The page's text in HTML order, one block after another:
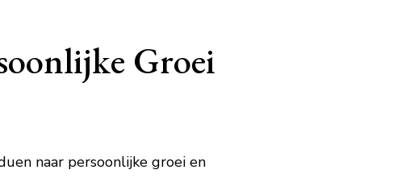
Groei
naar persoonlijke groei en